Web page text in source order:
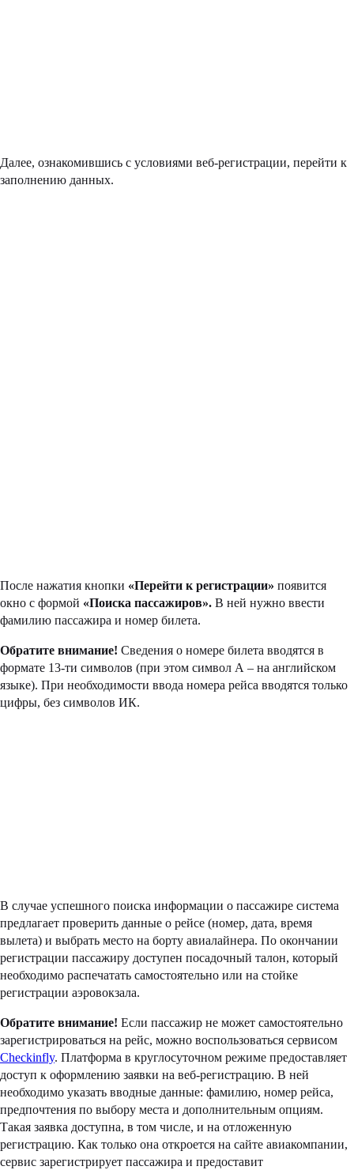
Далее, ознакомившись с условиями веб-регистрации, перейти к
заполнению данных.
После нажатия кнопки «Перейти к регистрации» появится
окно с формой «Поиска пассажиров». В ней нужно ввести
фамилию пассажира и номер билета.
Обратите внимание! Сведения о номере билета вводятся в
формате 13-ти символов (при этом символ А – на английском
языке). При необходимости ввода номера рейса вводятся только
цифры, без символов ИК.
В случае успешного поиска информации о пассажире система
предлагает проверить данные о рейсе (номер, дата, время
вылета) и выбрать место на борту авиалайнера. По окончании
регистрации пассажиру доступен посадочный талон, который
необходимо распечатать самостоятельно или на стойке
регистрации аэровокзала.
Обратите внимание! Если пассажир не может самостоятельно
зарегистрироваться на рейс, можно воспользоваться сервисом
Checkinfly. Платформа в круглосуточном режиме предоставляет
доступ к оформлению заявки на веб-регистрацию. В ней
необходимо указать вводные данные: фамилию, номер рейса,
предпочтения по выбору места и дополнительным опциям.
Такая заявка доступна, в том числе, и на отложенную
регистрацию. Как только она откроется на сайте авиакомпании,
сервис зарегистрирует пассажира и предоставит